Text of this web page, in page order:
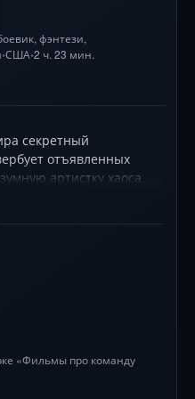
, фэнтези,
•США•2 ч. 23 мин.
секретный
отъявленных
артистку хаоса,
и других
мгновенная
Выжить в охваченном
Сити, где сама
Стильный неоновый
актёров (Уилл
ни на секунду.
«Фильмы про команду